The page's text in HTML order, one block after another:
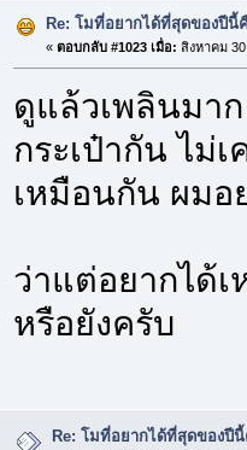
Re: โมที่อยากได้ที่สุดของปีนี้
« ตอบกลับ #1023 เมื่อ: สิงหาคม
ดูแล้วเพลินมา
กระเป๋ากัน ไม่เ
เหมือนกัน ผมอ
ว่าแต่อยากได้เ
หรือยังครับ
Re: โมที่อยากได้ที่สุดของปี